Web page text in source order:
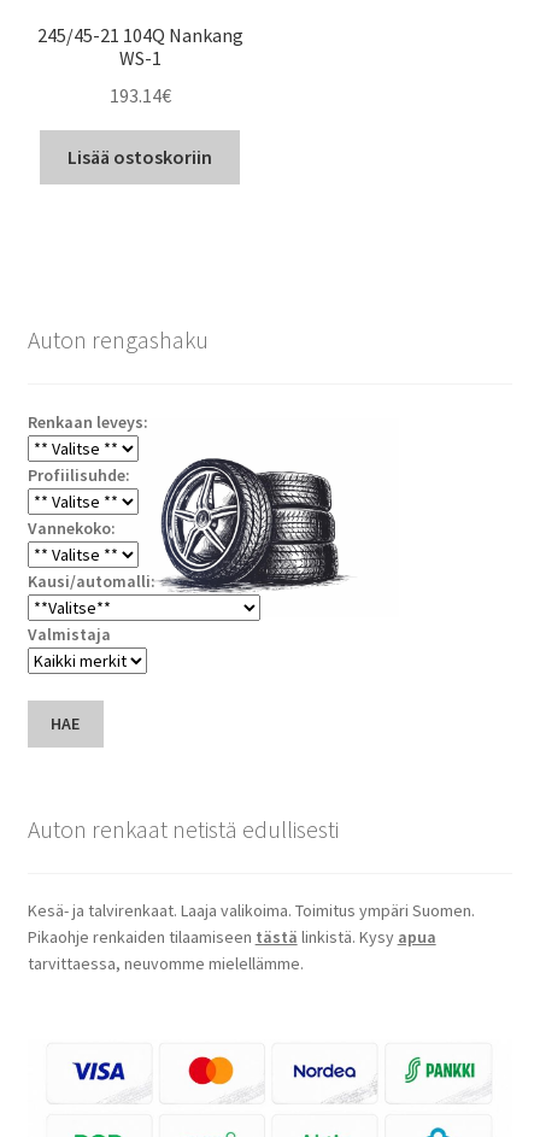
245/45-21 104Q Nankang
WS-1
193.14€
Lisää ostoskoriin
Auton rengashaku
Renkaan leveys:
Profiilisuhde:
Vannekoko:
Kausi/automalli:
Valmistaja
HAE
Auton renkaat netistä edullisesti
Kesä- ja talvirenkaat. Laaja valikoima. Toimitus ympäri Suomen.
Pikaohje renkaiden tilaamiseen tästä linkistä. Kysy apua
tarvittaessa, neuvomme mielellämme.